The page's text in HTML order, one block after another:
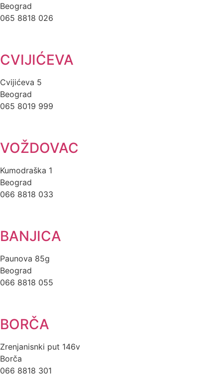
Beograd
065 8818 026
CVIJIĆEVA
Cvijićeva 5
Beograd
065 8019 999
VOŽDOVAC
Kumodraška 1
Beograd
066 8818 033
BANJICA
Paunova 85g
Beograd
066 8818 055
BORČA
Zrenjanisnki put 146v
Borča
066 8818 301